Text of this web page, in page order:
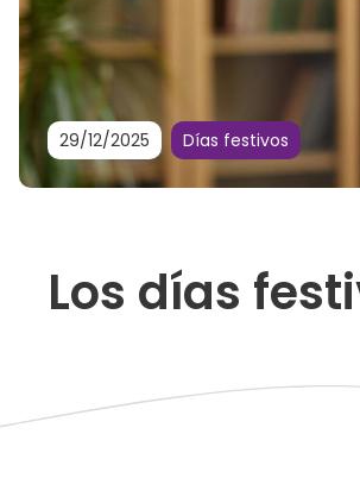
29/12/2025 Días festivos
Los días